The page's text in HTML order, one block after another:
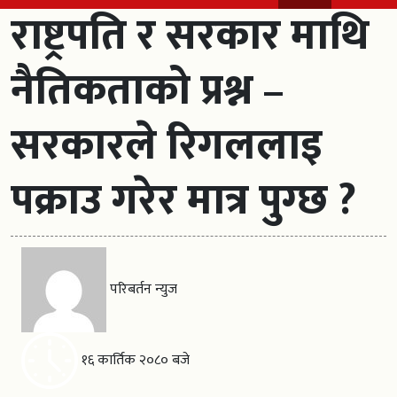
राष्ट्रपति र सरकार माथि
नैतिकताको प्रश्न –
सरकारले रिगललाइ
पक्राउ गरेर मात्र पुग्छ ?
परिबर्तन न्युज
१६ कार्तिक २०८० बजे